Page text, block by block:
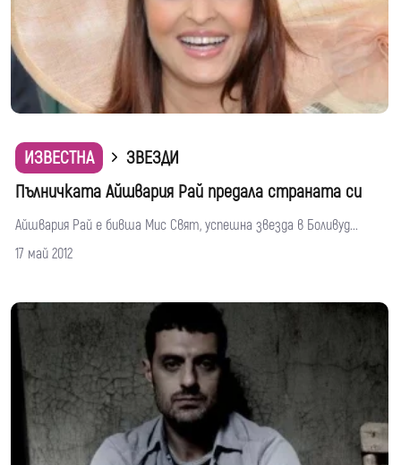
ИЗВЕСТНА
ЗВЕЗДИ
Пълничката Айшвария Рай предала страната си
Айшвария Рай е бивша Мис Свят, успешна звезда в Боливуд...
17 май 2012